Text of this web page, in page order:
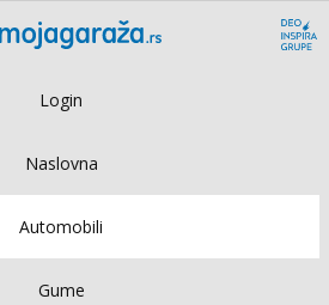
Login
Naslovna
Automobili
Gume